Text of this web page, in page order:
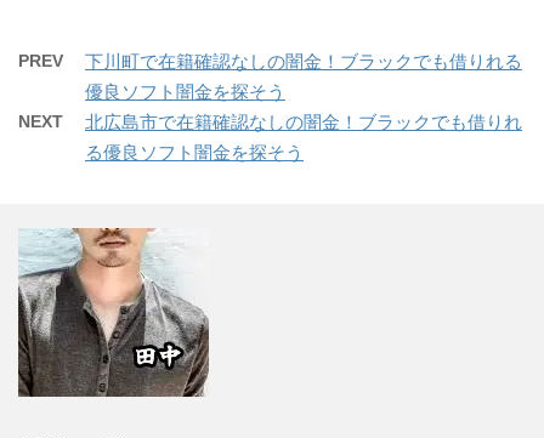
PREV
下川町で在籍確認なしの闇金！ブラックでも借りれる
優良ソフト闇金を探そう
NEXT
北広島市で在籍確認なしの闇金！ブラックでも借りれ
る優良ソフト闇金を探そう